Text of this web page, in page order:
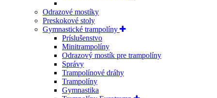
Odrazové mostíky
Preskokové stoly
Gymnastické trampolíny
Príslušenstvo
Minitrampolíny
Odrazový mostík pre trampolíny
Správy
Trampolínové dráhy
Trampolíny
Gymnastika